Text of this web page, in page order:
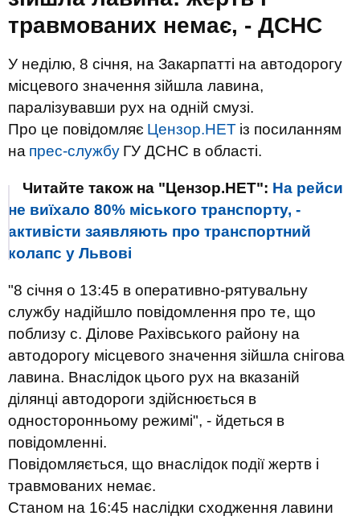
травмованих немає, - ДСНС
У неділю, 8 січня, на Закарпатті на автодорогу
місцевого значення зійшла лавина,
паралізувавши рух на одній смузі.
Про це повідомляє Цензор.НЕТ із посиланням
на прес-службу ГУ ДСНС в області.
Читайте також на "Цензор.НЕТ": На рейси
не виїхало 80% міського транспорту, -
активісти заявляють про транспортний
колапс у Львові
"8 січня о 13:45 в оперативно-рятувальну
службу надійшло повідомлення про те, що
поблизу с. Ділове Рахівського району на
автодорогу місцевого значення зійшла снігова
лавина. Внаслідок цього рух на вказаній
ділянці автодороги здійснюється в
односторонньому режимі", - йдеться в
повідомленні.
Повідомляється, що внаслідок події жертв і
травмованих немає.
Станом на 16:45 наслідки сходження лавини